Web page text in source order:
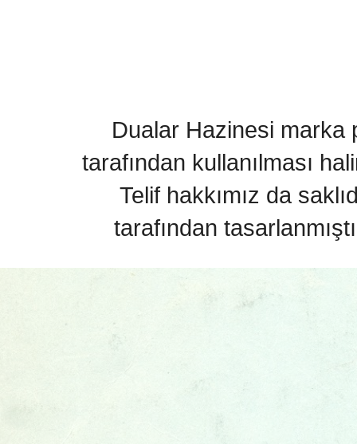
Dualar Hazinesi marka
tarafından kullanılması
Telif hakkımız da
tarafından